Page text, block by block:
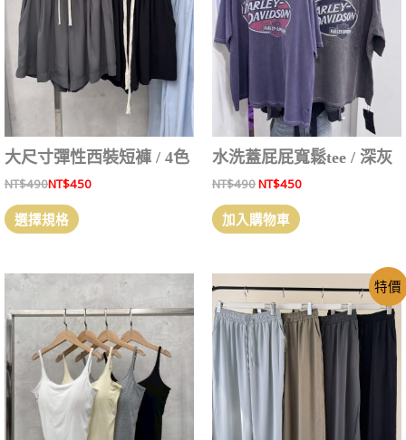
大尺寸彈性西裝短褲 / 4色
NT$490NT$450
選擇規格
水洗蓋屁屁寬鬆tee / 深灰
NT$490NT$450
加入購物車
特價